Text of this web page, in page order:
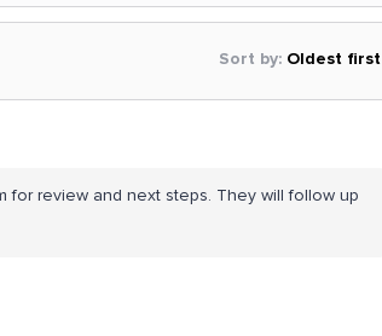
Sort by: Oldest first
for review and next steps. They will follow up